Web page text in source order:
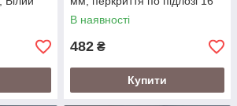
мм, довжина 2,07 м, Білий
В наявності
482 ₴
Купити